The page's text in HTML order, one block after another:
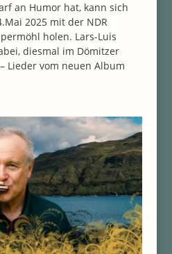
an Humor hat, kann sich
2025 mit der NDR
holen. Lars-Luis
diesmal im Dömitzer
Lieder vom neuen Album